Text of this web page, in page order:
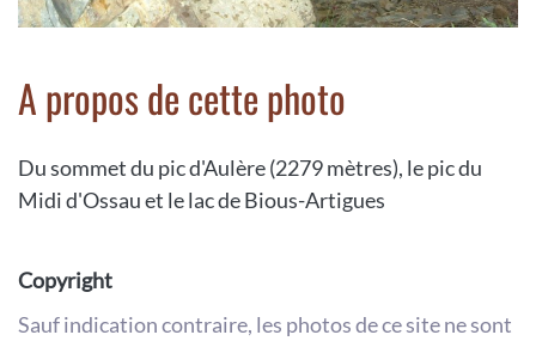
A propos de cette photo
Du sommet du pic d'Aulère (2279 mètres), le pic du
Midi d'Ossau et le lac de Bious-Artigues
Copyright
Sauf indication contraire, les photos de ce site ne sont